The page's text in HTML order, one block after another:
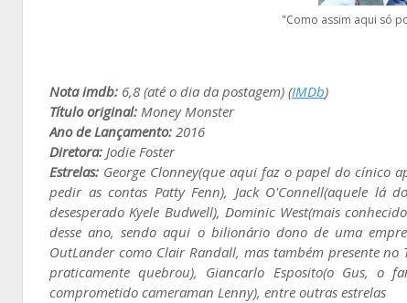
"Como assim aqui só
Nota imdb: 6,8 (até o dia da postagem) (IMDb)
Título original: Money Monster
Ano de Lançamento: 2016
Diretora: Jodie Foster
Estrelas: George Clonney(que aqui faz o papel do cínico
pedir as contas Patty Fenn), Jack O'Connell(aquele lá
desesperado Kyele Budwell), Dominic West(mais
desse ano, sendo aqui o bilionário dono de uma
OutLander como Clair Randall, mas também presente
praticamente quebrou), Giancarlo Esposito(o Gus, o
comprometido cameraman Lenny), entre outras estrelas